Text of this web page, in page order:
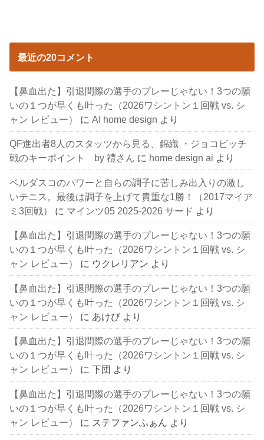
最近の20コメント
【鼻血出た】引退間際の選手のプレーじゃない！3つの願
いの１つが早くも叶った（2026ワシントン１回戦 vs. シ
ャン レビュー）
にAI home design より
QF進出者8人のスタッツから見る、錦織 ・ジョコビッチ
戦のキーポイント by 禮さん に home design ai より
ベルダスコのパワーと自らの調子に苦しみ出入りの激し
いテニス。最後は調子を上げて貴重な1勝！（2017マイア
ミ3回戦）
に マインツ05 2025-2026 サード より
【鼻血出た】引退間際の選手のプレーじゃない！3つの願
いの１つが早くも叶った（2026ワシントン１回戦 vs. シ
ャン レビュー）
に ウクレリアン より
【鼻血出た】引退間際の選手のプレーじゃない！3つの願
いの１つが早くも叶った（2026ワシントン１回戦 vs. シ
ャン レビュー）
に あけび より
【鼻血出た】引退間際の選手のプレーじゃない！3つの願
いの１つが早くも叶った（2026ワシントン１回戦 vs. シ
ャン レビュー）
に下団 より
【鼻血出た】引退間際の選手のプレーじゃない！3つの願
いの１つが早くも叶った（2026ワシントン１回戦 vs. シ
ャン レビュー）
に ステファンふぁん より